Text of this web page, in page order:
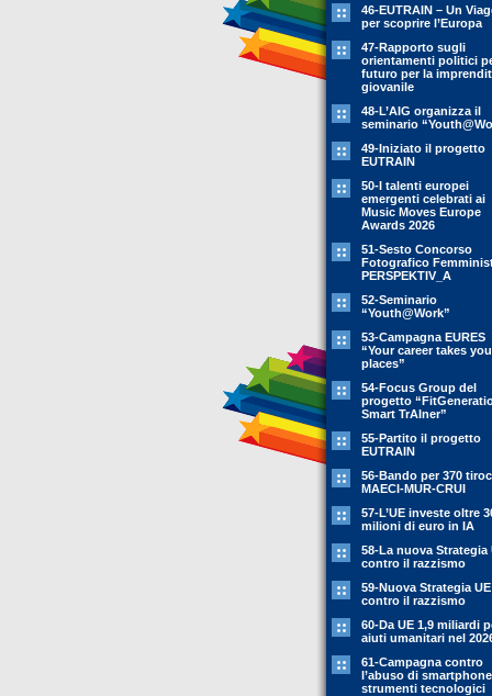
46-EUTRAIN – Un
per scoprire l’Europa
47-Rapporto sugli
orientamenti politici
futuro per la
giovanile
48-L’AIG organizza il
seminario
49-Iniziato il progetto
EUTRAIN
50-I talenti europei
emergenti celebrati ai
Music Moves Europe
Awards 2026
51-Sesto Concorso
Fotografico
PERSPEKTIV_A
52-Seminario
“Youth@Work”
53-Campagna EURES
“Your career takes you
places”
54-Focus Group del
progetto
Smart TrAIner”
55-Partito il progetto
EUTRAIN
56-Bando per 370
MAECI-MUR-CRUI
57-L’UE investe oltre
milioni di euro in IA
58-La nuova Strategia
contro il razzismo
59-Nuova Strategia UE
contro il razzismo
60-Da UE 1,9 miliardi
aiuti umanitari nel
61-Campagna contro
l’abuso di
strumenti tecnologici